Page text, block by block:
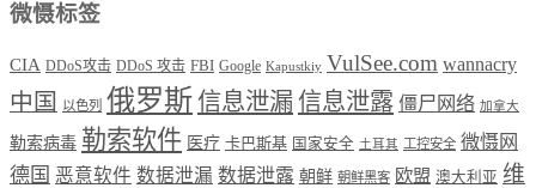
微慑标签
CIA DDoS攻击 DDoS 攻击 FBI Google Kapustkiy VulSee.com wannacry
中国 以色列 俄罗斯信息泄漏信息泄露 僵尸网络 加拿大
勒索病毒 勒索软件 医疗 卡巴斯基 国家安全 土耳其 工控安全 微慑网
德国 恶意软件 数据泄漏 数据泄露 朝鲜 朝鲜黑客 欧盟 澳大利亚 维